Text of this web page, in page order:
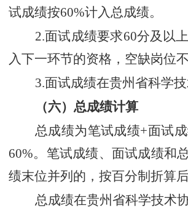
试成绩按60%计入总成绩。
2.面试成绩要求60分及以
入下一环节的资格，空缺岗位不
3.面试成绩在贵州省科学
（六）总成绩计算
总成绩为笔试成绩+面试
60%。笔试成绩、面试成绩和
绩末位并列的，按百分制折算
总成绩在贵州省科学技术